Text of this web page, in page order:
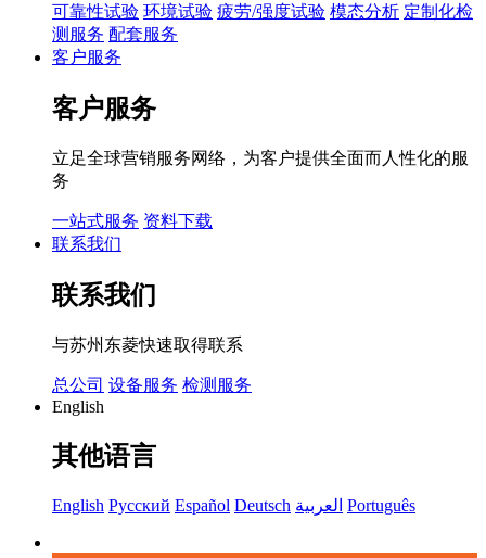
可靠性试验 环境试验 疲劳/强度试验 模态分析 定制化检
测服务 配套服务
客户服务
客户服务
立足全球营销服务网络，为客户提供全面而人性化的服
务
一站式服务 资料下载
联系我们
联系我们
与苏州东菱快速取得联系
总公司 设备服务 检测服务
English
其他语言
English Русский Español Deutsch العربية Português